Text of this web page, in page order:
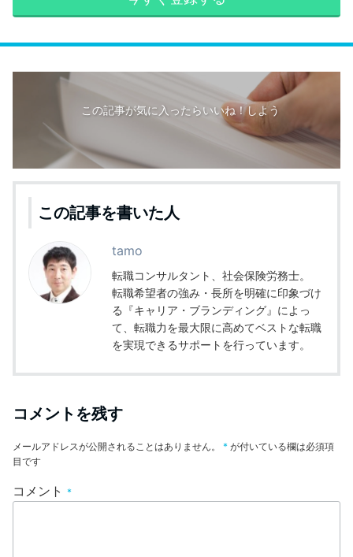
この記事が気に入ったらいいね！しよう
この記事を書いた人
tamo
転職コンサルタント、社会保険労務士。
転職希望者の強み・長所を明確に印象づけ
る『キャリア・ブランディング』によっ
て、転職力を最大限に高めてベストな転職
を実現できるサポートを行っています。
コメントを残す
メールアドレスが公開されることはありません。 * が付いている欄は必須項
目です
コメント *